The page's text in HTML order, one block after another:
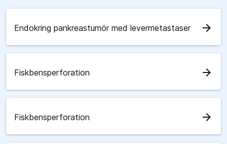
Endokring pankreastumör med levermetastaser arrow_forward
Fiskbensperforation arrow_forward
Fiskbensperforation arrow_forward